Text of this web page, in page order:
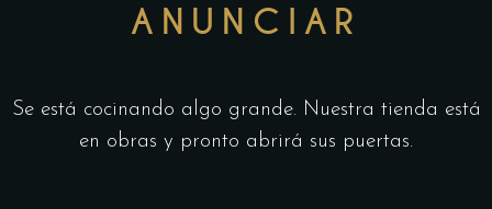
ANUNCIAR
Se está cocinando algo grande. Nuestra tienda está
en obras y pronto abrirá sus puertas.